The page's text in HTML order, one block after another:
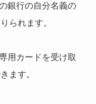
銀行の自分名義の
られます。
用カードを受け取
ます。